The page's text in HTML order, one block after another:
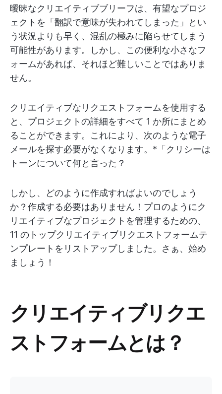
曖昧なクリエイティブブリーフは、有望なプロジ
ェクトを「翻訳で意味が失われてしまった」とい
う状況よりも早く、混乱の極みに陥らせてしまう
可能性があります。しかし、この便利な小さなフ
ォームがあれば、それほど難しいことではありま
せん。
クリエイティブなリクエストフォームを使用する
と、プロジェクトの詳細をすべて 1 か所にまとめ
ることができます。これにより、次のような電子
メールを探す必要がなくなります。*「クリシーは
トーンについて何と言った？
しかし、どのように作成すればよいのでしょう
か？作成する必要はありません！プロのようにク
リエイティブなプロジェクトを管理するための、
11 のトップクリエイティブリクエストフォームテ
ンプレートをリストアップしました。さぁ、始め
ましょう！
クリエイティブリクエ
ストフォームとは？